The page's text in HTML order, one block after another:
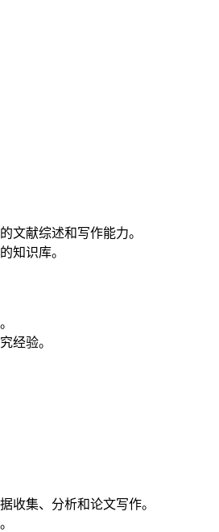
文献综述和写作能力。
知识库。
经验。
收集、分析和论文写作。